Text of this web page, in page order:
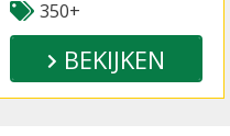
350+
BEKIJKEN